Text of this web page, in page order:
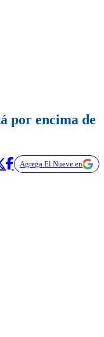
por encima de
Agrega El Nueve en